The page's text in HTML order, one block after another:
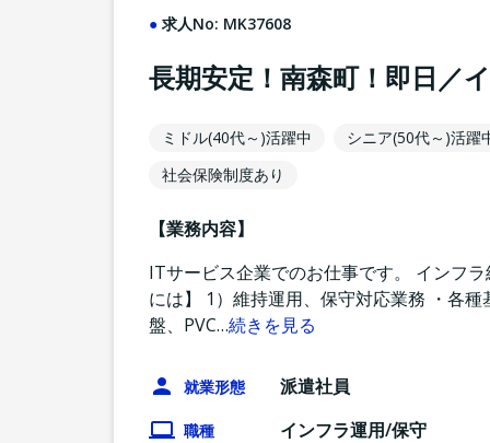
求人No: MK37608
長期安定！南森町！即日／
ミドル(40代～)活躍中
シニア(50代～)活躍
社会保険制度あり
【業務内容】
ITサービス企業でのお仕事です。 インフ
には】 1）維持運用、保守対応業務 ・各
盤、PVC…続きを見る
就業形態 派遣社員
職種 インフラ運用/保守